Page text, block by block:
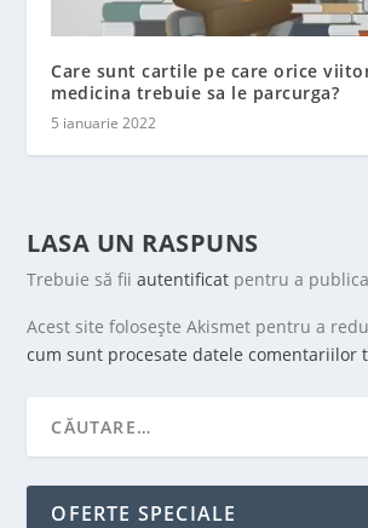
Care sunt cartile pe care orice
medicina trebuie sa le parcurga?
5 ianuarie 2022
LASA UN RASPUNS
Trebuie să fiiautentificat pentru a
Acest site folosește Akismet pentru a
cum sunt procesate datele comentariilor
OFERTE SPECIALE